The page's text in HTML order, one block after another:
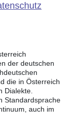
der deutschen
die in Österreich
Dialekte.
Standardsprache
auch im